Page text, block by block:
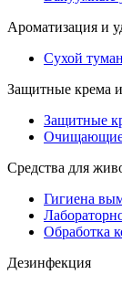
Ароматизация и
Сухой туман
Защитные крема
Защитные
Очищающие
Средства для
Гигиена
Обработка
Дезинфекция